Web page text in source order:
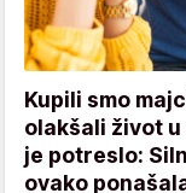
Kupili smo
olakšali život
je potreslo:
ovako